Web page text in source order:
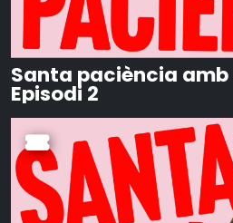
Santa paciència amb
Episodi 2